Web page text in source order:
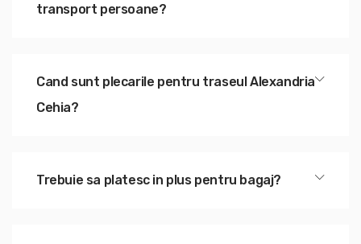
transport persoane?
Cand sunt plecarile pentru traseul Alexandria
Cehia?
Trebuie sa platesc in plus pentru bagaj?